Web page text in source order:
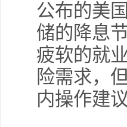
公布的美
储的降息
疲软的就
险需求，
内操作建